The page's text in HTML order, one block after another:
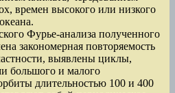
времен высокого или низкого
Фурье-анализа полученного
закономерная повторяемость
выявлены циклы,
большого и малого
длительностью 100 и 400